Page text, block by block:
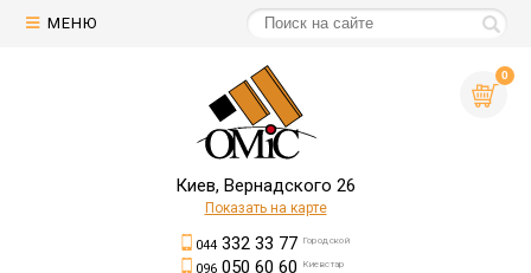
МЕНЮ
0
Киев, Вернадского 26
Показать на карте
044332 33 77 Городской
096050 60 60 Киевстар